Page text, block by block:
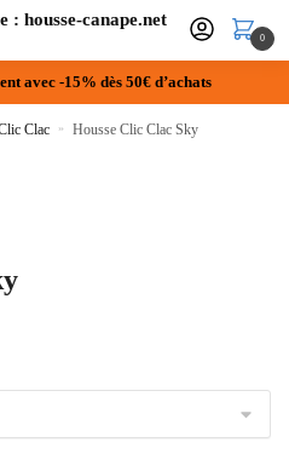
0
avec -15% dès 50€ d’achats
Clac » Housse Clic Clac Sky